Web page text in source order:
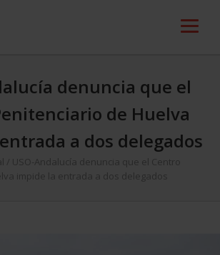
denuncia que el
de Huelva
a dos delegados
USO-Andalucía denuncia que el Centro
impide la entrada a dos delegados